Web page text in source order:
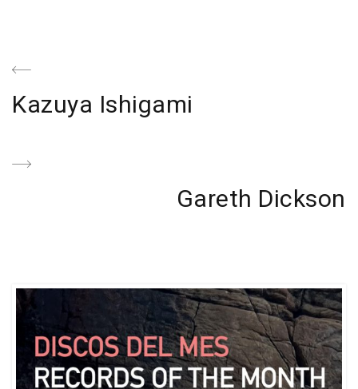
Navegación
de
entradas
Previous
Kazuya Ishigami
Next
Gareth Dickson